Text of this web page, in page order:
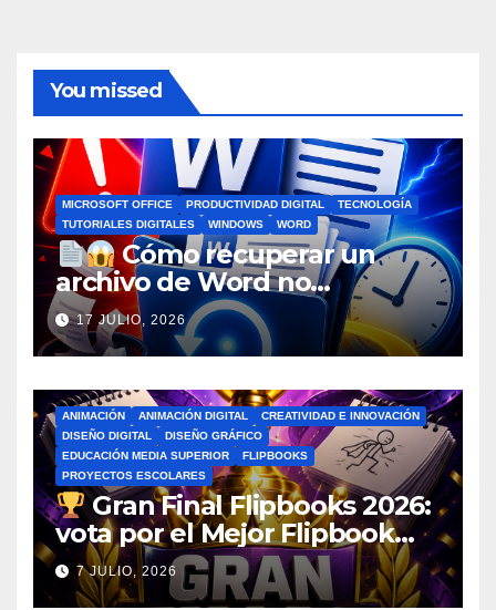
You missed
MICROSOFT OFFICE PRODUCTIVIDAD DIGITAL
TECNOLOGÍA
TUTORIALES DIGITALES
WINDOWS WORD
Cómo recuperar un
archivo de Word no
guardado antes de entrar en
pánico
17 JULIO, 2026
ANIMACIÓN ANIMACIÓN DIGITAL
CREATIVIDAD E INNOVACIÓN
DISEÑO DIGITAL
DISEÑO GRÁFICO
EDUCACIÓN MEDIA SUPERIOR
FLIPBOOKS
PROYECTOS ESCOLARES
Gran Final Flipbooks 2026:
vota por el Mejor Flipbook
del Ciclo Escolar
7 JULIO, 2026